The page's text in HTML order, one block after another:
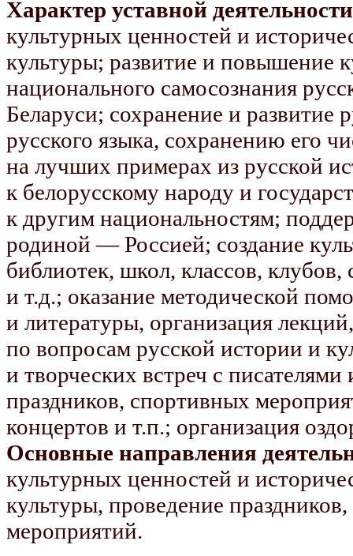
Характер уставной
культурных ценностей и
культуры; развитие и повышение
национального самосознания
Беларуси; сохранение и развитие
русского языка, сохранению его
на лучших примерах из русской
к белорусскому народу и
к другим национальностям;
родиной — Россией; создание
библиотек, школ, классов,
и т.д.; оказание методической
и литературы, организация
по вопросам русской истории и
и творческих встреч с
праздников, спортивных
концертов и т.п.; организация
Основные направления
культурных ценностей и
культуры, проведение
мероприятий.